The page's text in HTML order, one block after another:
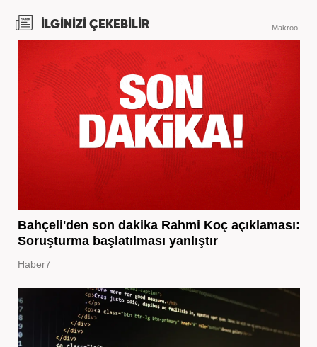
İLGİNİZİ ÇEKEBİLİR Makroo
Bahçeli'den son dakika Rahmi Koç açıklaması:
Soruşturma başlatılması yanlıştır
Haber7